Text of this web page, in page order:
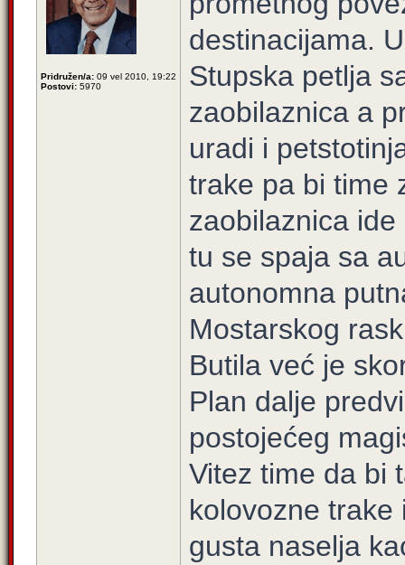
Pridružen/a: 09 vel 2010, 19:22
Postovi: 5970
destinacijama.
Stupska petlja
zaobilaznica a
uradi i
trake pa bi time
zaobilaznica
tu se spaja sa
autonomna
Mostarskog
Butila već je
Plan dalje
postojećeg
Vitez time da bi
kolovozne
gusta naselja